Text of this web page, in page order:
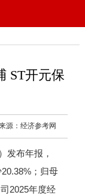
ST开元保
源：经济参考网
发布年报，
；归母
2025年度经